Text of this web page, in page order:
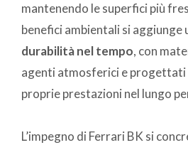
mantenendo le superfici più
benefici ambientali si aggiunge
durabilità nel tempo, con
agenti atmosferici e progettati
proprie prestazioni nel lungo
L’impegno di Ferrari BK si